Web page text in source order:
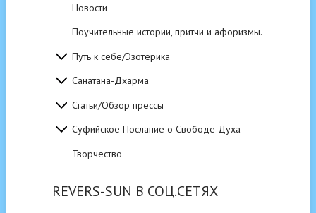
Новости
Поучительные истории, притчи и афоризмы.
Путь к себе/Эзотерика
Санатана-Дхарма
Статьи/Обзор прессы
Суфийское Послание о Свободе Духа
Творчество
REVERS-SUN В СОЦ.СЕТЯХ